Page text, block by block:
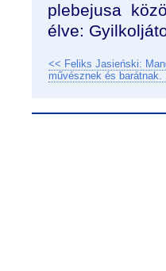
plebejusa
élve:
<< Feliks Jasieński:
művésznek és barátnak.